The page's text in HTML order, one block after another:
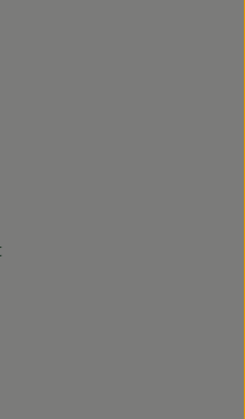
www.facebook.com/